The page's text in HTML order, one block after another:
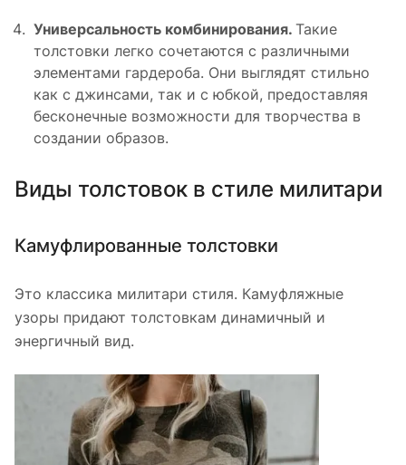
Универсальность комбинирования. Такие
толстовки легко сочетаются с различными
элементами гардероба. Они выглядят стильно
как с джинсами, так и с юбкой, предоставляя
бесконечные возможности для творчества в
создании образов.
Виды толстовок в стиле милитари
Камуфлированные толстовки
Это классика милитари стиля. Камуфляжные
узоры придают толстовкам динамичный и
энергичный вид.